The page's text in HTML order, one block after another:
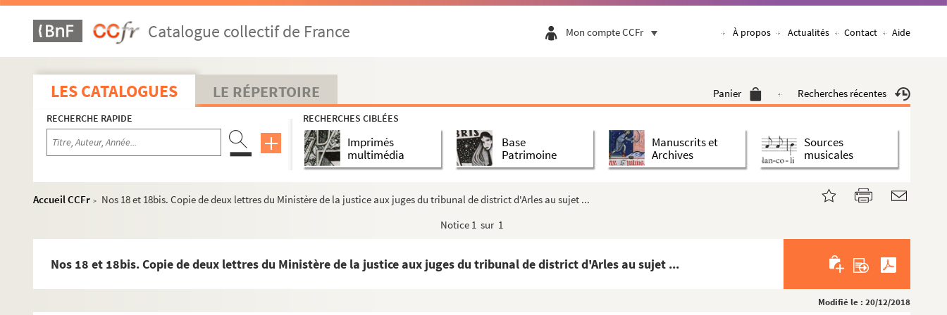
Catalogue collectif de France Mon compte CCFr À propos Actualités Contact Aide
LES CATALOGUES LE RÉPERTOIRE Panier Recherches récentes
RECHERCHE RAPIDE RECHERCHES CIBLÉES
Imprimés
multimédia
Base
Patrimoine
Manuscrits et
Archives
Sources
musicales
Accueil CCFr >
Nos 18 et 18bis. Copie de deux lettres du Ministère de la justice aux juges du tribunal de district d'Arles au sujet ...
Notice 1 sur 1
Nos 18 et 18bis. Copie de deux lettres du Ministère de la justice aux juges du tribunal de district d'Arles au sujet ...
Modifié le : 20/12/2018
428. Traité de la fleur des vérités, par l'iman Mahmoud, fils d'Ahmed. Manuscrit arabe. Tome II. Le premi...
429. « Rubrique, par ordre alphabétique, de différents actes passés devant m